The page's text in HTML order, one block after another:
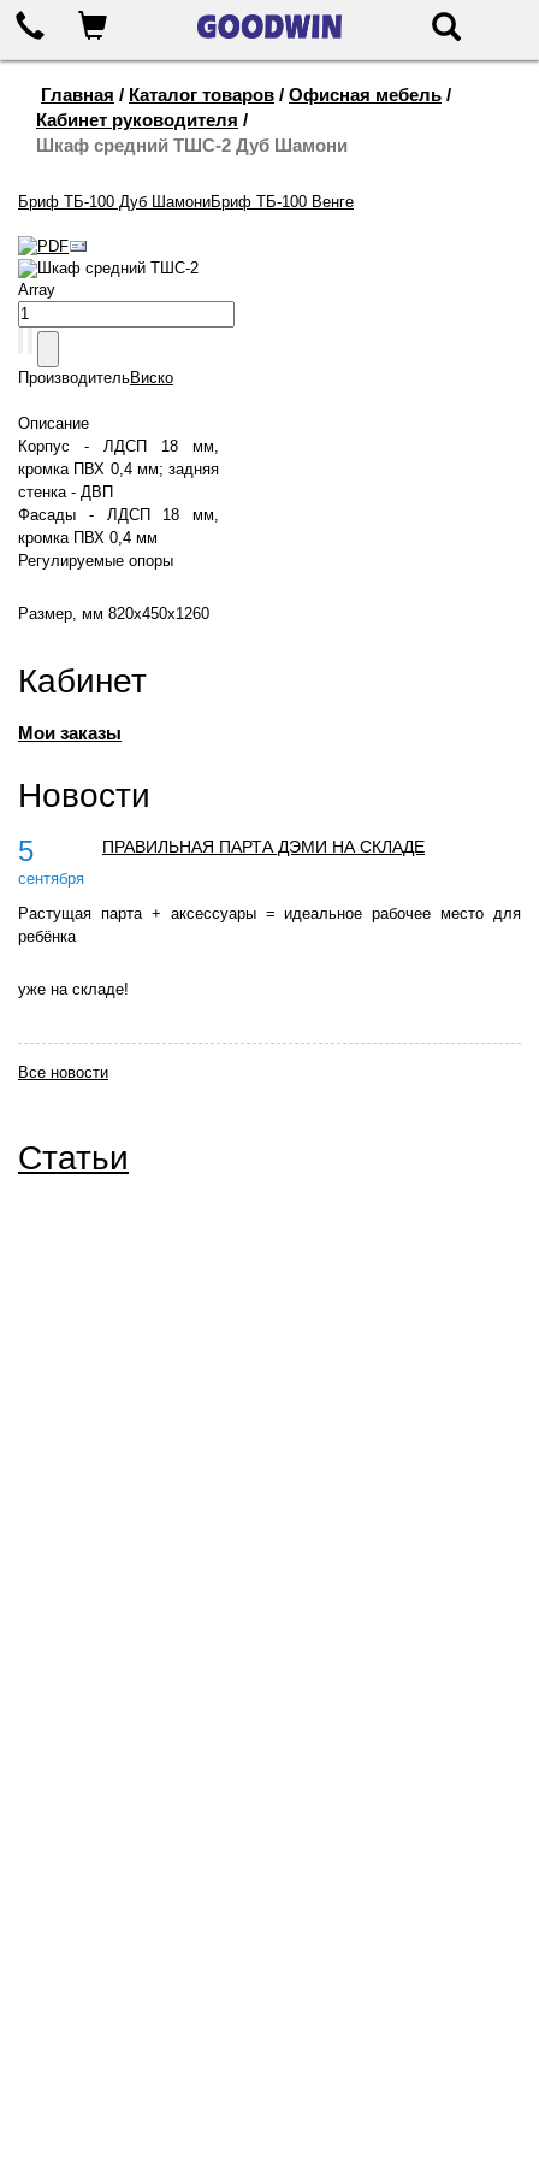
655-888
Корзина Поиск
Главная / Каталог товаров / Офисная мебель /
Кабинет руководителя /
Шкаф средний ТШС-2 Дуб Шамони
Бриф ТБ-100 Дуб ШамониБриф ТБ-100 Венге
Шкаф средний ТШС-2
Array
ПроизводительВиско
Описание
Корпус - ЛДСП 18 мм,
кромка ПВХ 0,4 мм; задняя
стенка - ДВП
Фасады - ЛДСП 18 мм,
кромка ПВХ 0,4 мм
Регулируемые опоры
Размер, мм 820х450х1260
Кабинет
Мои заказы
Новости
5
сентября
ПРАВИЛЬНАЯ ПАРТА ДЭМИ НА СКЛАДЕ
Растущая парта + аксессуары = идеальное рабочее место для
ребёнка
уже на складе!
Все новости
Статьи